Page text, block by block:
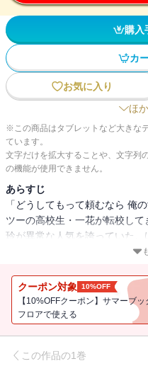
購入
カ
お気に入り
ほ
※この商品はタブレットなど大きな
ています。
文字だけを拡大することや、文字列
の機能が使用できません。
あらすじ
「どうしてもって頼むなら 俺
ツーの高校生・一花が転校し
玲が異常な人気を誇っていた
――俺様で毒舌なクズっぷりを
唯一の欠点を克服するため協
らせろ」ってどういうこと・
ンデレ完璧(？)王子との密着ラ
クーポン対象 10%OFF
【10%OFFクーポン】サマーブ
フロアで使える
この作品の1巻